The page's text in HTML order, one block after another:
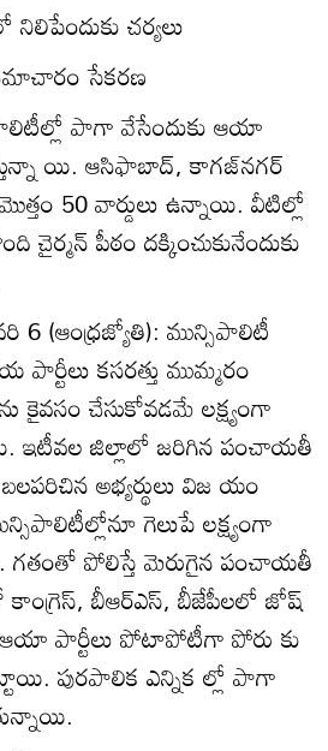
నిలిపేందుకు చర్యలు
సేకరణ
పాగా వేసేందుకు ఆయా
యి. ఆసిఫాబాద్‌, కాగజ్‌నగర్‌
50 వార్డులు ఉన్నాయి. వీటిల్లో
చైర్మన్‌ పీఠం దక్కించుకునేందుకు
(ఆంధ్రజ్యోతి): మున్సిపాలిటీ
కసరత్తు ముమ్మరం
కైవసం చేసుకోవడమే లక్ష్యంగా
ఇటీవల జిల్లాలో జరిగిన పంచాయతీ
అభ్యర్థులు విజ యం
గెలుపే లక్ష్యంగా
గతంతో పోలిస్తే మెరుగైన పంచాయతీ
బీఆర్‌ఎస్‌, బీజేపీలలో జోష్‌
పార్టీలు పోటాపోటీగా పోరు కు
పురపాలిక ఎన్నిక ల్లో పాగా